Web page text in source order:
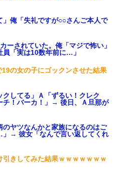
」俺「失礼ですが○○さんご本人で
ーされていた。俺「マジで怖い」
員「実は10数年前に…」
の女の子にゴックンさせた結果
してる」Ａ「ずるい！クレク
チ！バーカ！」→ 後日、Ａ旦那が
のヤツなんかと家族になるのはご
→ 彼女「なんで言い返してくれ
きしてみた結果ｗｗｗｗｗｗｗ